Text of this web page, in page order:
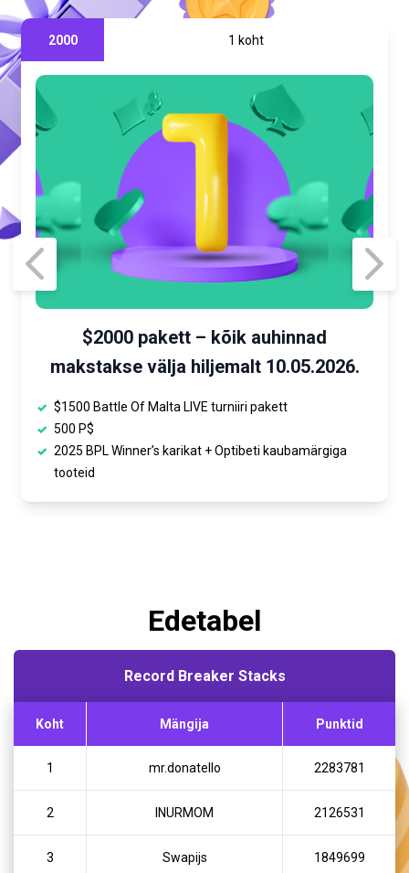
2000 1 koht
$2000 pakett – kõik auhinnad
makstakse välja hiljemalt 10.05.2026.
$1500 Battle Of Malta LIVE turniiri pakett
500 P$
2025 BPL Winner’s karikat + Optibeti kaubamärgiga
tooteid
Edetabel
Record Breaker Stacks
Koht Mängija Punktid
1 mr.donatello 2283781
2 INURMOM 2126531
3 Swapijs 1849699